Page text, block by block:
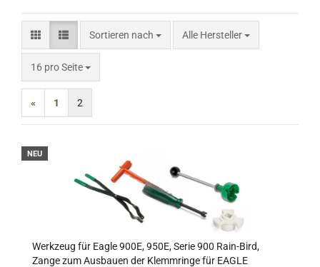
Sortieren nach
Sortieren nach Alle Hersteller
16 pro Seite
pro Seite
« 1 2
NEU
Werkzeug für Eagle 900E, 950E, Serie 900 Rain-Bird,
Zange zum Ausbauen der Klemmringe für EAGLE